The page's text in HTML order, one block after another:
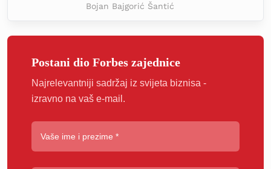
Bojan Bajgorić Šantić
Postani dio Forbes zajednice
Najrelevantniji sadržaj iz svijeta biznisa -
izravno na vaš e-mail.